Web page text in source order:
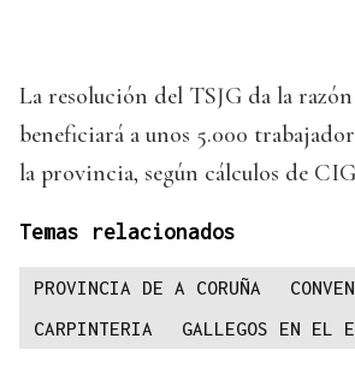
La resolución del TSJG da la
beneficiará a unos 5.000
la provincia, según cálculos de
Temas relacionados
PROVINCIA DE A CORUÑA
CARPINTERIA
GALLEGOS EN EL